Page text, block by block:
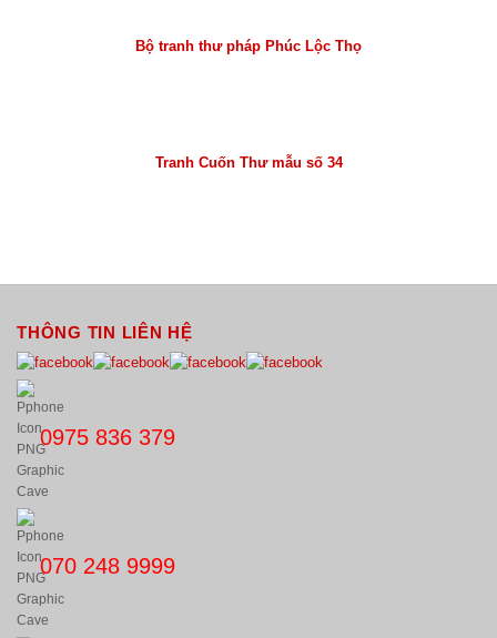
Bộ tranh thư pháp Phúc Lộc Thọ
Tranh Cuốn Thư mẫu số 34
THÔNG TIN LIÊN HỆ
0975 836 379
070 248 9999